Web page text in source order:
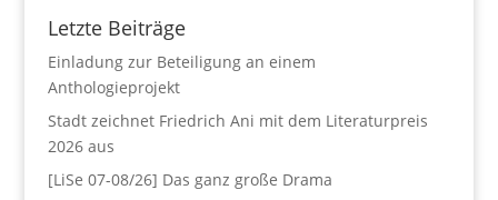
Letzte Beiträge
Einladung zur Beteiligung an einem
Anthologieprojekt
Stadt zeichnet Friedrich Ani mit dem Literaturpreis
2026 aus
[LiSe 07-08/26] Das ganz große Drama